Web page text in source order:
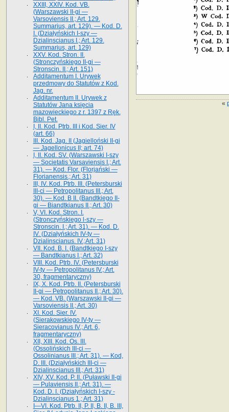
«
XXIII, XXIV. Kod. VB.
(Warszawski II-gi —
Varsoviensis II.; Art. 129.
Summarius, art. 129). — Kod. D.
I. (Działyńskich I-szy —
Dzialinscianus I.; Art. 129.
Summarius, art. 129)
XXV. Kod. Stron. II.
(Stronczyńskiego II-gi —
Stronscin. II.; Art. 151)
Additamentum I. Urywek
przedmowy do Statutów z Kod.
Jag. nr.
Additamentum II. Urywek z
Statutów Jana księcia
mazowieckiego z r. 1397 z Ręk.
Bibl. Pet.
I, II. Kod. Ptrb. III i Kod. Sier. IV
(art. 66)
III. Kod. Jag. II (Jagielloński II-gi
— Jagellonicus II; art. 74)
I, II. Kod. SV. (Warszawski I-szy
— Societatis Varsaviensis I.; Art.
31). — Kod. Flor. (Florjański —
Florianensis.; Art. 31)
III, IV. Kod. Ptrb. III. (Petersburski
III-ci — Petropolitanus III.; Art.
30). — Kod. B II. (Bandtkiego II-
gi — Biandtkianus II.; Art. 30)
V, VI. Kod. Stron. I.
(Stronczyńskiego l-szy —
Stronscin. I.; Art. 31). — Kod. D.
IV. (Działyńskich IV-ty —
Dzialinscianus. IV.;Art. 31)
VII. Kod. B. I. (Bandtkiego I-szy
— Bandtkianus I.; Art. 32)
VIII. Kod. Ptrb. IV. (Petersburski
IV-ty — Petropolitanus IV.; Art.
30, fragmentaryczny)
IX, X. Kod. Ptrb. II. (Petersburski
II-gi — Petropolitanus II.; Art. 30).
— Kod. VB. (Warszawski II-gi —
Varsoviensis II.; Art. 30)
XI. Kod. Sier. IV.
(Sierakowskiego IV-ty —
Sieracovianus IV.; Art. 6,
fragmentaryczny)
XII, XIII. Kod. Os. III.
(Ossolińskich III-ci —
Ossolinianus III.; Art. 31). — Kod,
D. III. (Działyńskich III-ci —
Dzialinscianus III.; Art. 31)
XIV, XV. Kod. P. II. (Puławski II-gi
— Pulaviensis II.; Art. 31). —
Kod. D. I. (Działyńskich I-szy -
Dzialinscianus 1.; Art. 31)
I—VI. Kod. Ptrb. II, P. II, B. II, B. III,